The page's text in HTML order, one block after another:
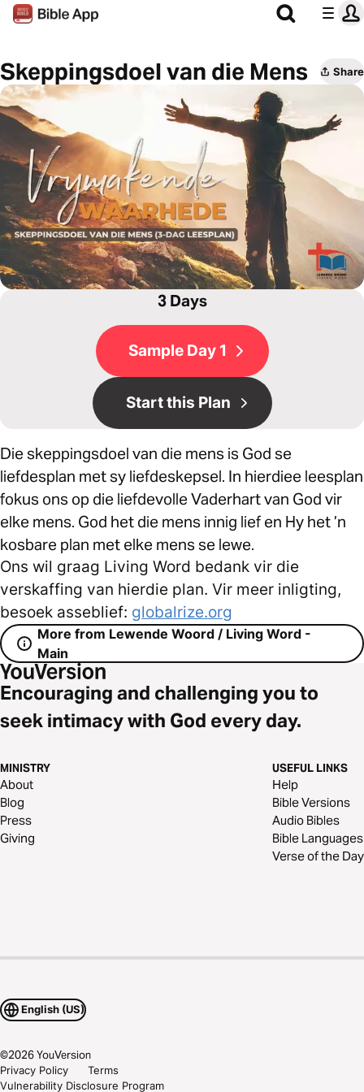
Skeppingsdoel van die Mens Share
3 Days
Sample Day 1
Start this Plan
Die skeppingsdoel van die mens is God se
liefdesplan met sy liefdeskepsel. In hierdiee leesplan
fokus ons op die liefdevolle Vaderhart van God vir
elke mens. God het die mens innig lief en Hy het ʼn
kosbare plan met elke mens se lewe.
Ons wil graag Living Word bedank vir die
verskaffing van hierdie plan. Vir meer inligting,
besoek asseblief: globalrize.org
More from Lewende Woord / Living Word -
Main
Encouraging and challenging you to
seek intimacy with God every day.
MINISTRY
About
Blog
Press
Giving
USEFUL LINKS
Help
Bible Versions
Audio Bibles
Bible Languages
Verse of the Day
English (US)
©2026YouVersion
Privacy Policy
Terms
Vulnerability Disclosure Program